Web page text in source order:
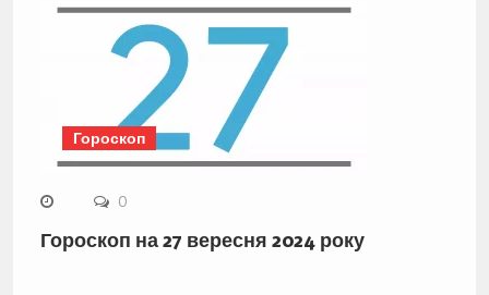
Гороскоп
0
Гороскоп на 27 вересня 2024 року